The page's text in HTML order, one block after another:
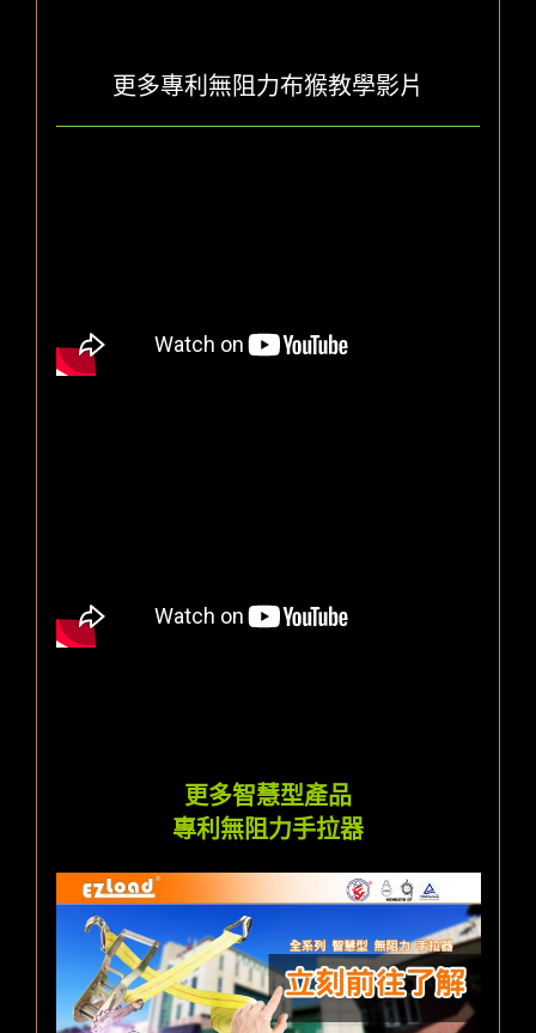
更多專利無阻力布猴教學影片
更多智慧型產品
專利無阻力手拉器